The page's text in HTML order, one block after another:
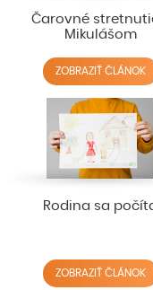
Čarovné
Mikulášom
ZOBRAZIŤ ČLÁNOK
Rodina sa
ZOBRAZIŤ ČLÁNOK